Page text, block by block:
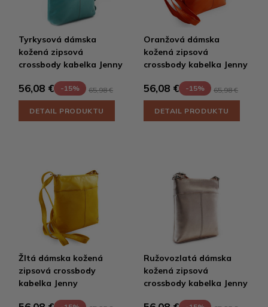
Tyrkysová dámska
kožená zipsová
crossbody kabelka Jenny
56,08 € -15% 65,98 €
DETAIL PRODUKTU
Oranžová dámska
kožená zipsová
crossbody kabelka Jenny
56,08 € -15% 65,98 €
DETAIL PRODUKTU
Žltá dámska kožená
zipsová crossbody
kabelka Jenny
Ružovozlatá dámska
kožená zipsová
crossbody kabelka Jenny